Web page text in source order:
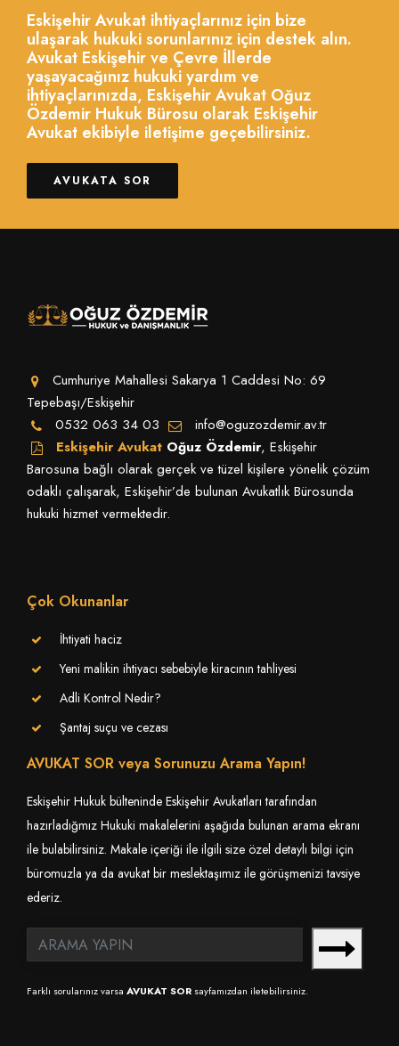
Eskişehir Avukat ihtiyaçlarınız için bize
ulaşarak hukuki sorunlarınız için destek alın.
Avukat Eskişehir ve Çevre İllerde
yaşayacağınız hukuki yardım ve
ihtiyaçlarınızda, Eskişehir Avukat Oğuz
Özdemir Hukuk Bürosu olarak Eskişehir
Avukat ekibiyle iletişime geçebilirsiniz.
AVUKATA SOR
Cumhuriye Mahallesi Sakarya 1 Caddesi No: 69
Tepebaşı/Eskişehir
0532 063 34 03
info@oguzozdemir.av.tr
Eskişehir Avukat Oğuz Özdemir, Eskişehir
Barosuna bağlı olarak gerçek ve tüzel kişilere yönelik çözüm
odaklı çalışarak, Eskişehir’de bulunan Avukatlık Bürosunda
hukuki hizmet vermektedir.
Çok Okunanlar
İhtiyati haciz
Yeni malikin ihtiyacı sebebiyle kiracının tahliyesi
Adli Kontrol Nedir?
Şantaj suçu ve cezası
AVUKAT SOR veya Sorunuzu Arama Yapın!
Eskişehir Hukuk bülteninde Eskişehir Avukatları tarafından
hazırladığmız Hukuki makalelerini aşağıda bulunan arama ekranı
ile bulabilirsiniz. Makale içeriği ile ilgili size özel detaylı bilgi için
büromuzla ya da avukat bir meslektaşımız ile görüşmenizi tavsiye
ederiz.
Farklı sorularınız varsa AVUKAT SOR sayfamızdan iletebilirsiniz.